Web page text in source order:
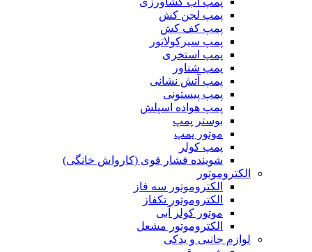
پمپ لجن کش
پمپ کف کش
پمپ سیرکولاتور
پمپ استخری
پمپ شناور
پمپ آتش نشانی
پمپ پیستونی
پمپ هواده اسپلش
بوستر پمپ
موتور پمپ
پمپ کولر
شوینده فشار قوی (کارواش خانگی)
الکتروموتور
الکتروموتور سه فاز
الکتروموتور تکفاز
موتور کولر آبی
الکتروموتور مشعل
لوازم جانبی و یدکی